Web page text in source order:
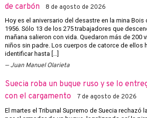
de carbón
8 de agosto de 2026
Hoy es el aniversario del desastre en la mina Bois
1956. Sólo 13 de los 275 trabajadores que
mañana salieron con vida. Quedaron más de 200
niños sin padre. Los cuerpos de catorce de ellos
identificar hasta […]
Juan Manuel Olarieta
Suecia roba un buque ruso y se lo
con el cargamento
7 de agosto de 2026
El martes el Tribunal Supremo de Suecia rechazó